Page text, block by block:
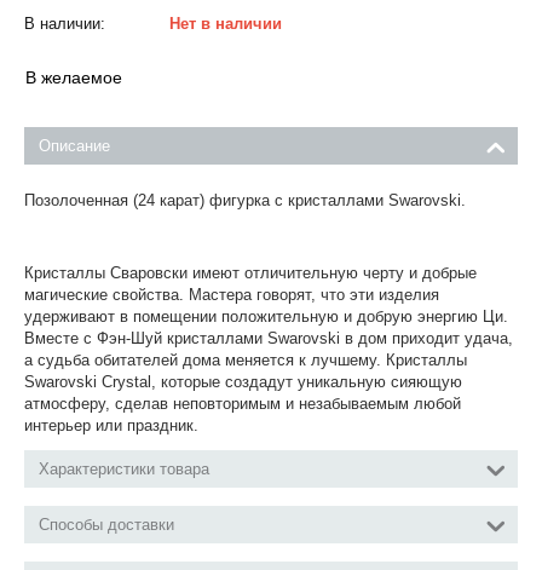
В наличии: Нет в наличии
В желаемое
Описание
Позолоченная (24 карат) фигурка с кристаллами Swarovski.
Кристаллы Cваровски имеют отличительную черту и добрые
магические свойства. Мастера говорят, что эти изделия
удерживают в помещении положительную и добрую энергию Ци.
Вместе с Фэн-Шуй кристаллами Swarovski в дом приходит удача,
а судьба обитателей дома меняется к лучшему. Кристаллы
Swarovski Crystal, которые создадут уникальную сияющую
атмосферу, сделав неповторимым и незабываемым любой
интерьер или праздник.
Характеристики товара
Способы доставки